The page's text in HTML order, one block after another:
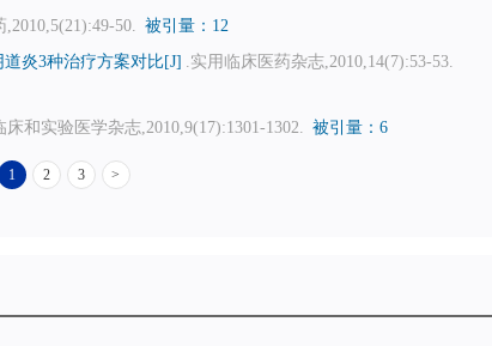
50. 被引量：12
炎3种治疗方案对比[J] .实用临床医药杂志,2010,14(7):53-53.
床和实验医学杂志,2010,9(17):1301-1302. 被引量：6
1 2 3 >